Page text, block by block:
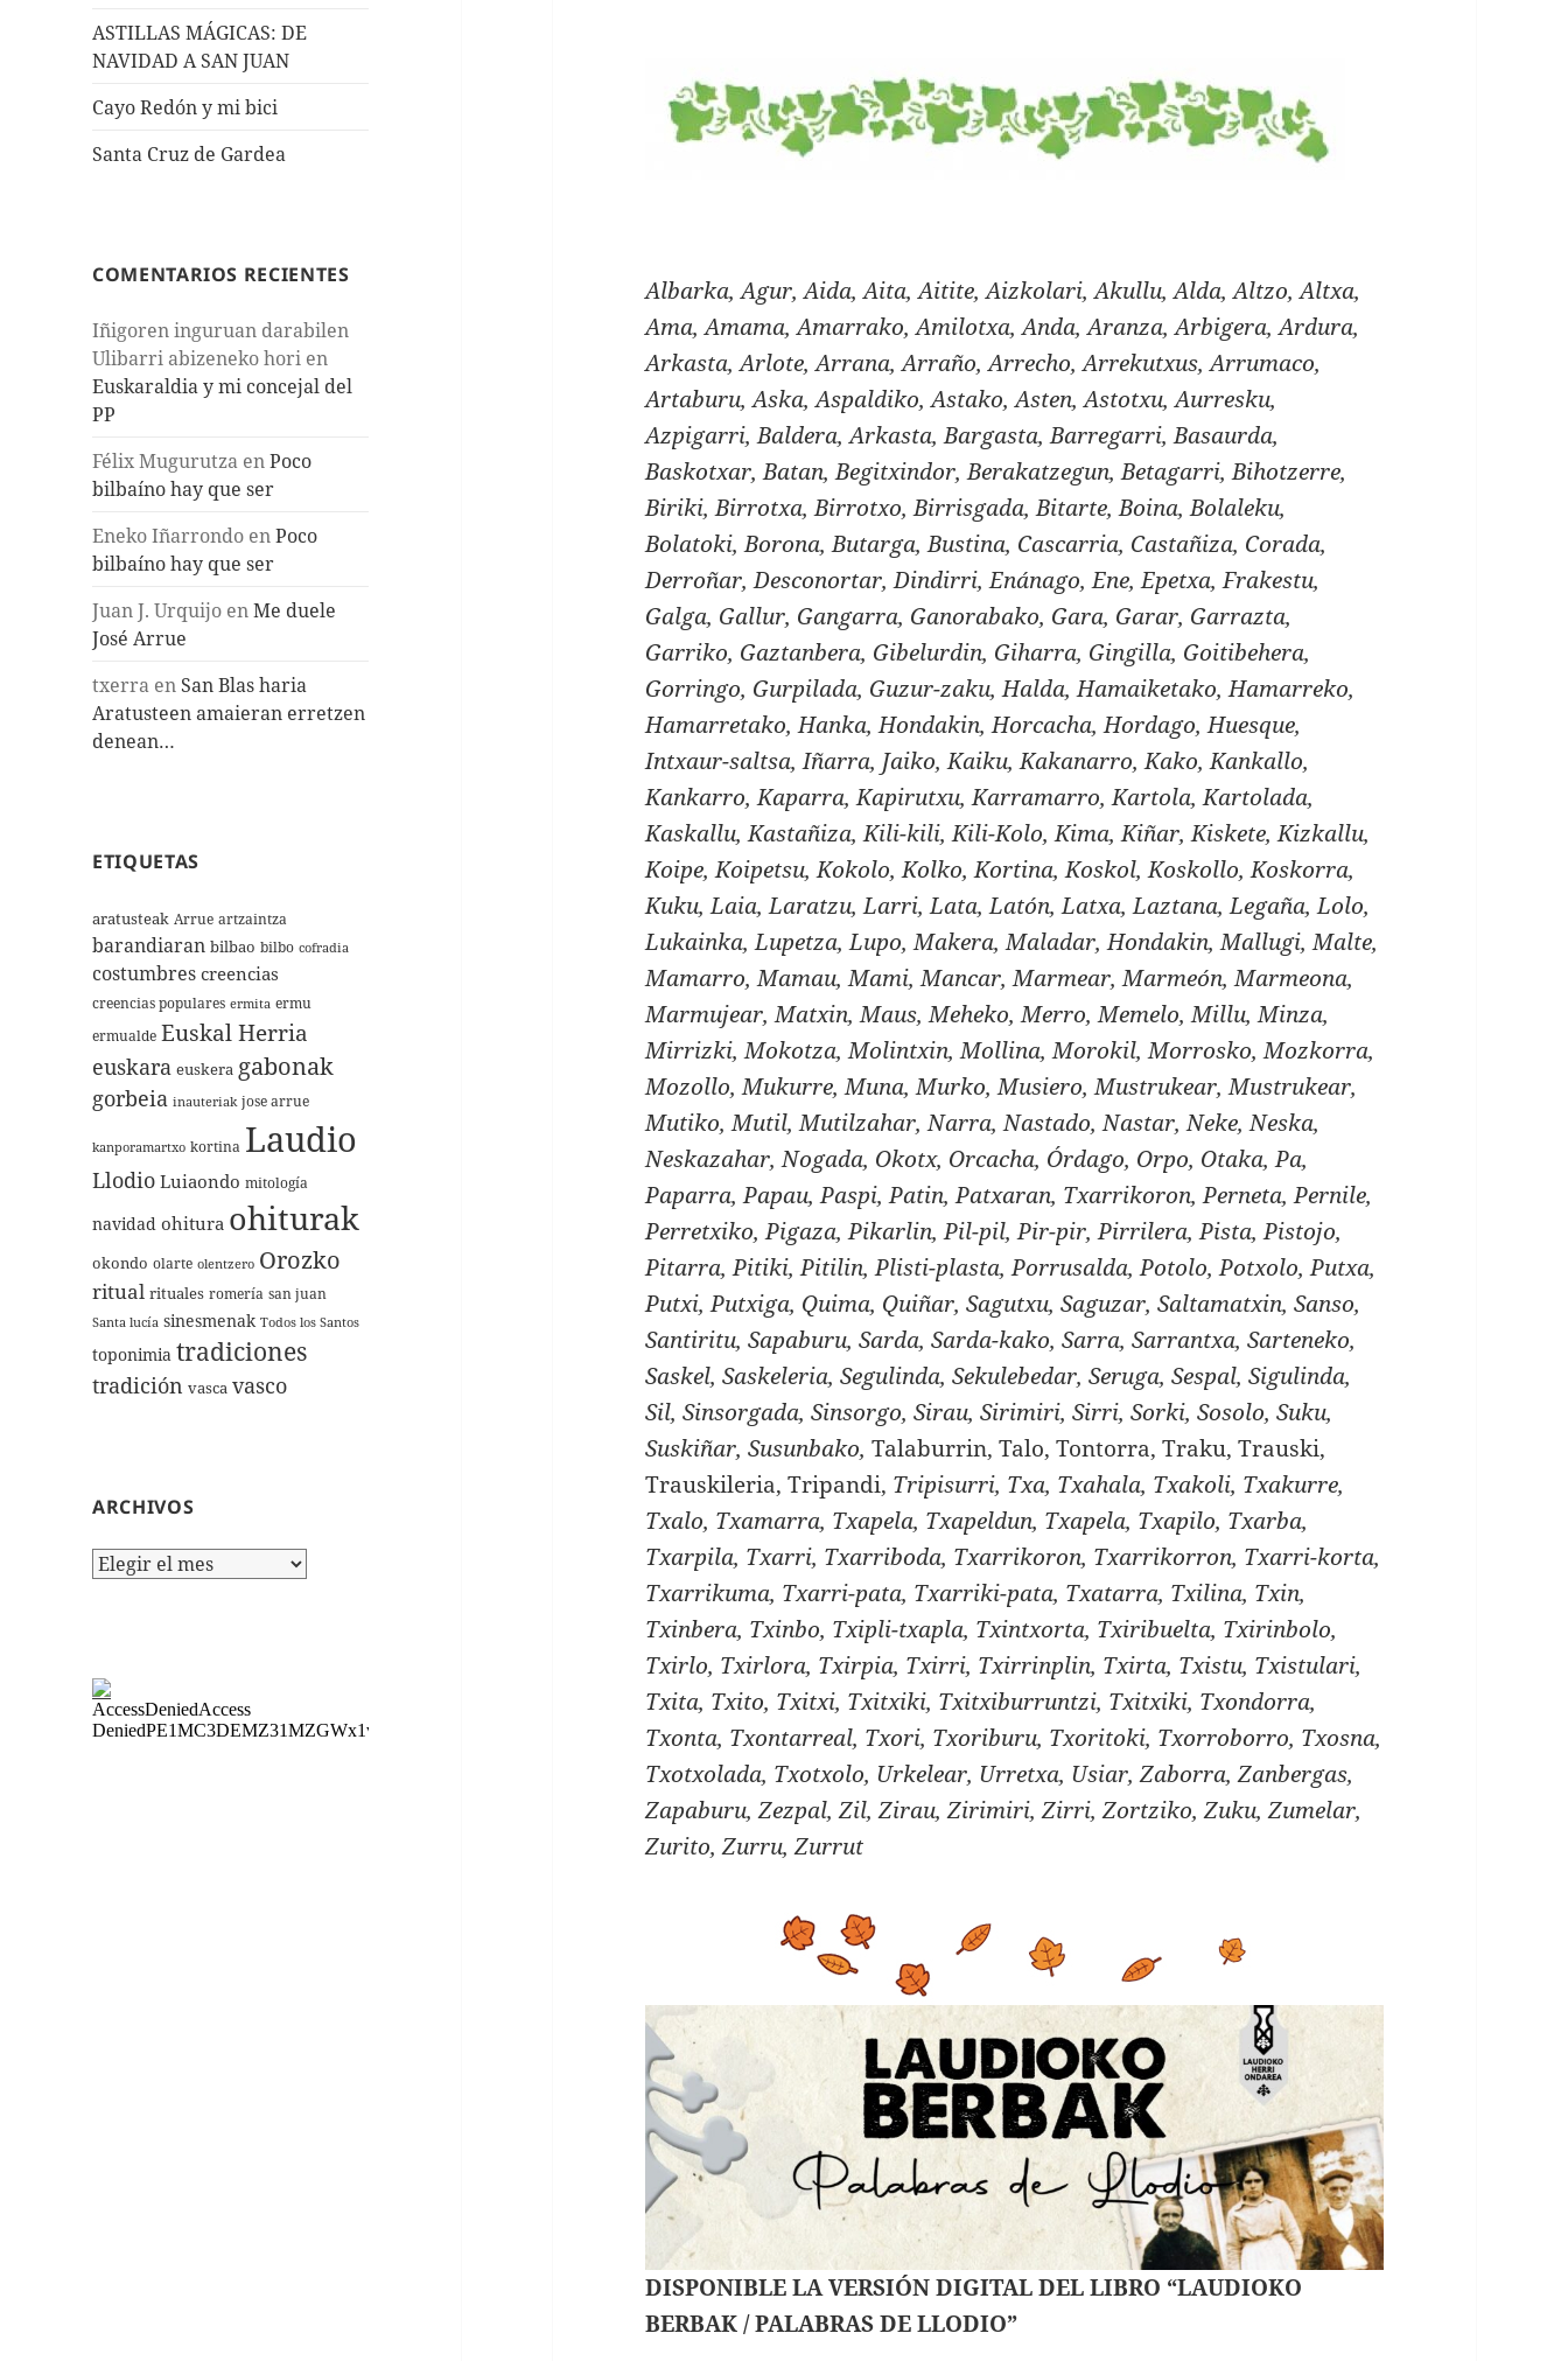
ASTILLAS MÁGICAS: DE
NAVIDAD A SAN JUAN
Cayo Redón y mi bici
Santa Cruz de Gardea
COMENTARIOS RECIENTES
Iñigoren inguruan darabilen
Ulibarri abizeneko hori en
Euskaraldia y mi concejal del
PP
Félix Mugurutza enPoco
bilbaíno hay que ser
Eneko Iñarrondo enPoco
bilbaíno hay que ser
Juan J. Urquijo enMe duele
José Arrue
txerra en San Blas haria
Aratusteen amaieran erretzen
denean…
ETIQUETAS
aratusteak Arrue artzaintza
barandiaran bilbao bilbo cofradia
costumbres creencias
creencias populares ermita ermu
ermualde Euskal Herria
euskara euskera gabonak
gorbeia inauteriak jose arrue
kanporamartxo kortina Laudio
Llodio Luiaondo mitología
navidad ohitura ohiturak
okondo olarte olentzero Orozko
ritual rituales romería san juan
Santa lucía sinesmenak Todos los Santos
toponimia tradiciones
tradición vasca vasco
ARCHIVOS
Archivos
Albarka, Agur, Aida, Aita, Aitite, Aizkolari, Akullu, Alda, Altzo, Altxa,
Ama, Amama, Amarrako, Amilotxa, Anda, Aranza, Arbigera, Ardura,
Arkasta, Arlote, Arrana, Arraño, Arrecho, Arrekutxus, Arrumaco,
Artaburu, Aska, Aspaldiko, Astako, Asten, Astotxu, Aurresku,
Azpigarri, Baldera, Arkasta, Bargasta, Barregarri, Basaurda,
Baskotxar, Batan, Begitxindor, Berakatzegun, Betagarri, Bihotzerre,
Biriki, Birrotxa, Birrotxo, Birrisgada, Bitarte, Boina, Bolaleku,
Bolatoki, Borona, Butarga, Bustina, Cascarria, Castañiza, Corada,
Derroñar, Desconortar, Dindirri, Enánago, Ene, Epetxa, Frakestu,
Galga, Gallur, Gangarra, Ganorabako, Gara, Garar, Garrazta,
Garriko, Gaztanbera, Gibelurdin, Giharra, Gingilla, Goitibehera,
Gorringo, Gurpilada, Guzur-zaku, Halda, Hamaiketako, Hamarreko,
Hamarretako, Hanka, Hondakin, Horcacha, Hordago, Huesque,
Intxaur-saltsa, Iñarra, Jaiko, Kaiku, Kakanarro, Kako, Kankallo,
Kankarro, Kaparra, Kapirutxu, Karramarro, Kartola, Kartolada,
Kaskallu, Kastañiza, Kili-kili, Kili-Kolo, Kima, Kiñar, Kiskete, Kizkallu,
Koipe, Koipetsu, Kokolo, Kolko, Kortina, Koskol, Koskollo, Koskorra,
Kuku, Laia, Laratzu, Larri, Lata, Latón, Latxa, Laztana, Legaña, Lolo,
Lukainka, Lupetza, Lupo, Makera, Maladar, Hondakin, Mallugi, Malte,
Mamarro, Mamau, Mami, Mancar, Marmear, Marmeón, Marmeona,
Marmujear, Matxin, Maus, Meheko, Merro, Memelo, Millu, Minza,
Mirrizki, Mokotza, Molintxin, Mollina, Morokil, Morrosko, Mozkorra,
Mozollo, Mukurre, Muna, Murko, Musiero, Mustrukear, Mustrukear,
Mutiko, Mutil, Mutilzahar, Narra, Nastado, Nastar, Neke, Neska,
Neskazahar, Nogada, Okotx, Orcacha, Órdago, Orpo, Otaka, Pa,
Paparra, Papau, Paspi, Patin, Patxaran, Txarrikoron, Perneta, Pernile,
Perretxiko, Pigaza, Pikarlin, Pil-pil, Pir-pir, Pirrilera, Pista, Pistojo,
Pitarra, Pitiki, Pitilin, Plisti-plasta, Porrusalda, Potolo, Potxolo, Putxa,
Putxi, Putxiga, Quima, Quiñar, Sagutxu, Saguzar, Saltamatxin, Sanso,
Santiritu, Sapaburu, Sarda, Sarda-kako, Sarra, Sarrantxa, Sarteneko,
Saskel, Saskeleria, Segulinda, Sekulebedar, Seruga, Sespal, Sigulinda,
Sil, Sinsorgada, Sinsorgo, Sirau, Sirimiri, Sirri, Sorki, Sosolo, Suku,
Suskiñar, Susunbako, Talaburrin, Talo, Tontorra, Traku, Trauski,
Trauskileria, Tripandi, Tripisurri, Txa, Txahala, Txakoli, Txakurre,
Txalo, Txamarra, Txapela, Txapeldun, Txapela, Txapilo, Txarba,
Txarpila, Txarri, Txarriboda, Txarrikoron, Txarrikorron, Txarri-korta,
Txarrikuma, Txarri-pata, Txarriki-pata, Txatarra, Txilina, Txin,
Txinbera, Txinbo, Txipli-txapla, Txintxorta, Txiribuelta, Txirinbolo,
Txirlo, Txirlora, Txirpia, Txirri, Txirrinplin, Txirta, Txistu, Txistulari,
Txita, Txito, Txitxi, Txitxiki, Txitxiburruntzi, Txitxiki, Txondorra,
Txonta, Txontarreal, Txori, Txoriburu, Txoritoki, Txorroborro, Txosna,
Txotxolada, Txotxolo, Urkelear, Urretxa, Usiar, Zaborra, Zanbergas,
Zapaburu, Zezpal, Zil, Zirau, Zirimiri, Zirri, Zortziko, Zuku, Zumelar,
Zurito, Zurru, Zurrut
DISPONIBLE LA VERSIÓN DIGITAL DEL LIBRO “LAUDIOKO
BERBAK / PALABRAS DE LLODIO”